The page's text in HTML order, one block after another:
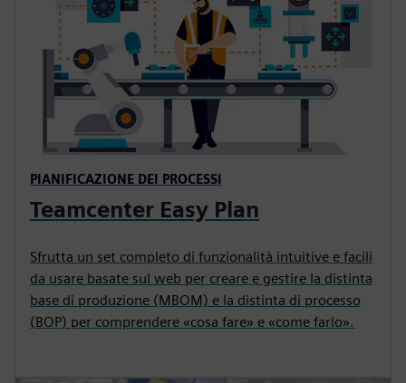
PIANIFICAZIONE DEI PROCESSI
Teamcenter Easy Plan
Sfrutta un set completo di funzionalità intuitive e facili
da usare basate sul web per creare e gestire la distinta
base di produzione (MBOM) e la distinta di processo
(BOP) per comprendere «cosa fare» e «come farlo».